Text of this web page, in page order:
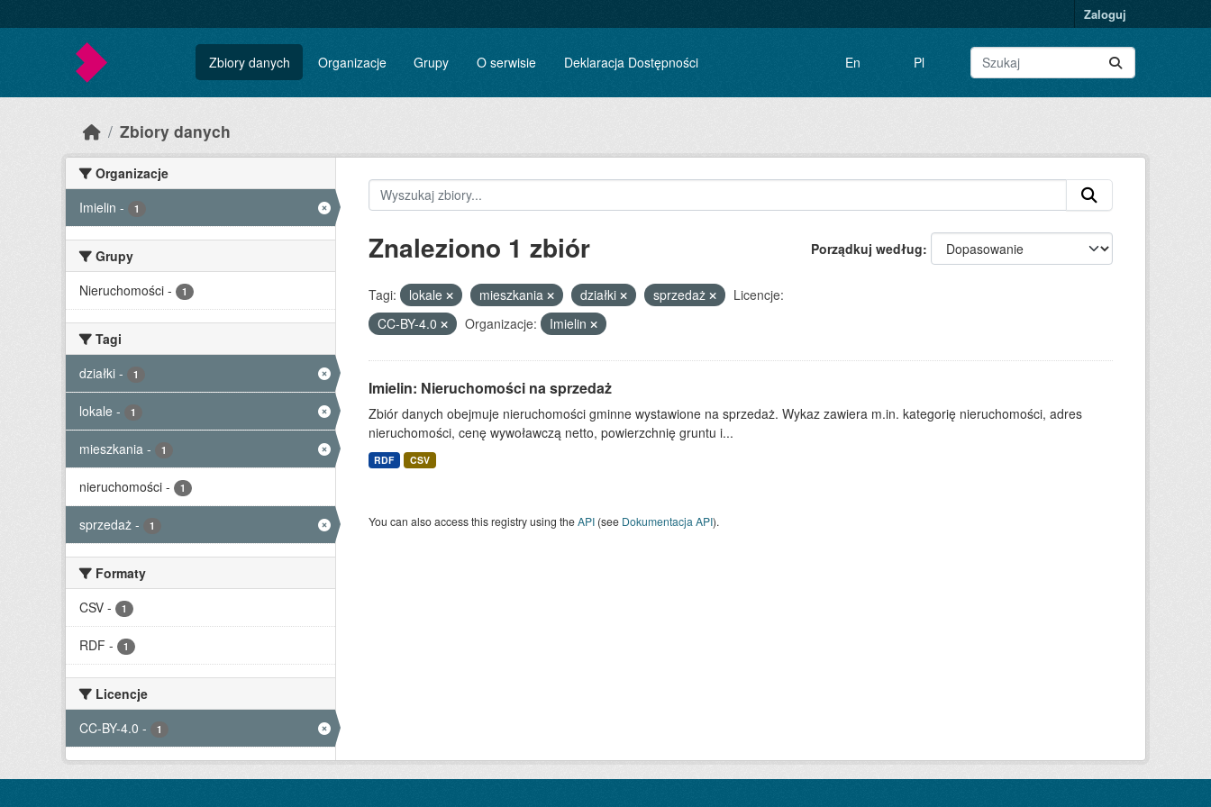
Zaloguj
Zbiory danych Organizacje Grupy O serwisie Deklaracja Dostępności En Pl
Zbiory danych
Organizacje
Imielin - 1
Grupy
Nieruchomości - 1
Tagi
działki - 1
lokale - 1
mieszkania - 1
nieruchomości - 1
sprzedaż - 1
Formaty
CSV - 1
RDF - 1
Licencje
CC-BY-4.0 - 1
Porządkuj według
Znaleziono 1 zbiór
Tagi: lokale mieszkania działki sprzedaż
Licencje:
CC-BY-4.0
Organizacje: Imielin
Imielin: Nieruchomości na sprzedaż
Zbiór danych obejmuje nieruchomości gminne wystawione na sprzedaż. Wykaz zawiera m.in. kategorię nieruchomości, adres
nieruchomości, cenę wywoławczą netto, powierzchnię gruntu i...
RDF CSV
You can also access this registry using theAPI(see Dokumentacja API).